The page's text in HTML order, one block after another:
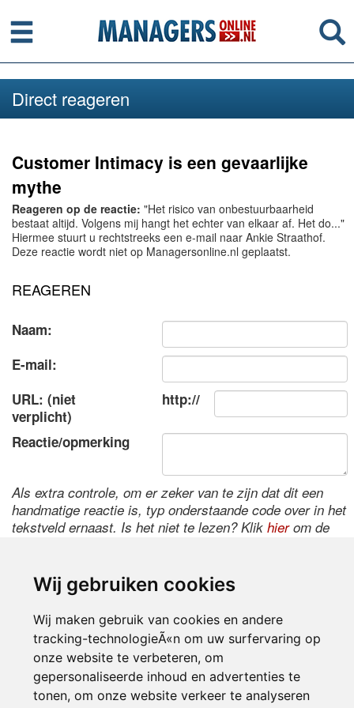
Wij gebruiken cookies
Wij maken gebruik van cookies en andere
tracking-technologieÃ«n om uw surfervaring op
onze website te verbeteren, om
gepersonaliseerde inhoud en advertenties te
tonen, om onze website verkeer te analyseren
Menu
Direct reageren
Customer Intimacy is een gevaarlijke
mythe
Reageren op de reactie: "Het risico van onbestuurbaarheid
bestaat altijd. Volgens mij hangt het echter van elkaar af. Het do..."
Hiermee stuurt u rechtstreeks een e-mail naar Ankie Straathof.
Deze reactie wordt niet op Managersonline.nl geplaatst.
REAGEREN
Naam:
E-mail:
URL: (niet
verplicht)
http://
Reactie/opmerking
Als extra controle, om er zeker van te zijn dat dit een
handmatige reactie is, typ onderstaande code over in het
tekstveld ernaast. Is het niet te lezen? Klik hierom de